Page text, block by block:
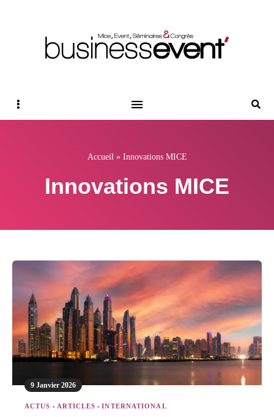
Sidebar
Accueil» Innovations MICE
Innovations MICE
9 Janvier 2026
ACTUS - ARTICLES -INTERNATIONAL